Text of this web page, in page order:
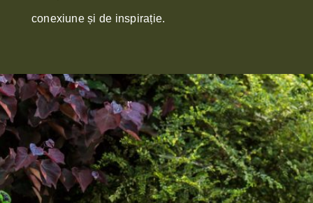
conexiune și de inspirație.